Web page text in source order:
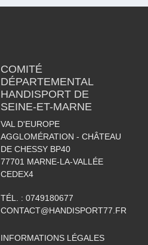
COMITÉ
DÉPARTEMENTAL
HANDISPORT DE
SEINE-ET-MARNE
VAL D'EUROPE
AGGLOMÉRATION - CHÂTEAU
DE CHESSY BP40
77701 MARNE-LA-VALLÉE
CEDEX4
TÉL. : 0749180677
CONTACT@HANDISPORT77.FR
INFORMATIONS LÉGALES